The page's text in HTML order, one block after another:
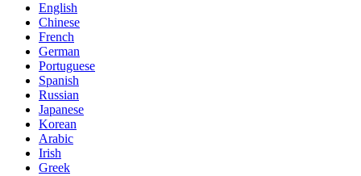
English
Chinese
French
German
Portuguese
Spanish
Russian
Japanese
Korean
Arabic
Irish
Greek